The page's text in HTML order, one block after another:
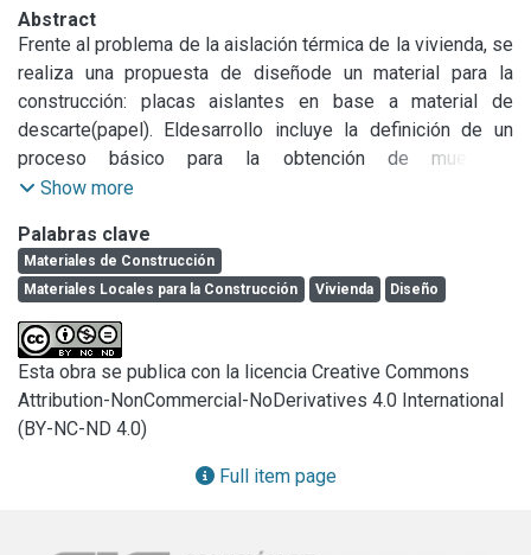
Abstract
Frente al problema de la aislación térmica de la vivienda, se
realiza una propuesta de diseñode un material para la
construcción: placas aislantes en base a material de
descarte(papel). Eldesarrollo incluye la definición de un
proceso básico para la obtención de muestras;
larealización de ensayos (manipulación por clavado, lijado,
estabilidad dimensional) y de estudios (evaluación de
impacto ambiental) yla realización de un análisis de
mercado, que espera concluirse con un plan de
negocios.Además de tratarse de un material apto y factible
de desarrollar a nivel local, la experienciademuestra la
necesidad de articular herramientas de diverso origen
(ámbito económico,ingeniería, social) con el fin de realizar
una propuesta de diseño sustentable.
Show more
Palabras clave
Materiales de Construcción
Materiales Locales para la Construcción
Vivienda Diseño
Esta obra se publica con la licencia Creative Commons
Attribution-NonCommercial-NoDerivatives 4.0 International
(BY-NC-ND 4.0)
Full item page